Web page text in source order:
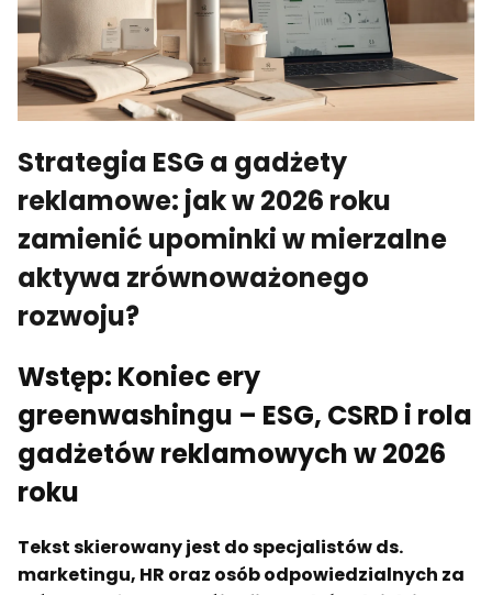
Strategia ESG a gadżety
reklamowe: jak w 2026 roku
zamienić upominki w mierzalne
aktywa zrównoważonego
rozwoju?
Wstęp: Koniec ery
greenwashingu – ESG, CSRD i rola
gadżetów reklamowych w 2026
roku
Tekst skierowany jest do specjalistów ds.
marketingu, HR oraz osób odpowiedzialnych za